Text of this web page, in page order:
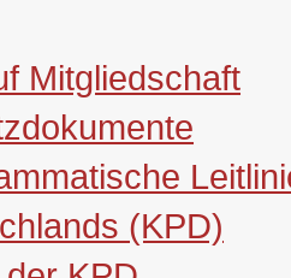
Mitgliedschaft
(KPD)